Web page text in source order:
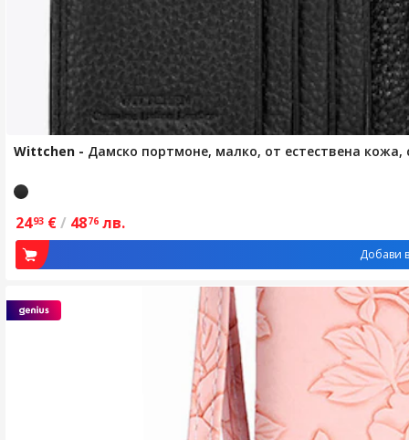
Wittchen - Дамско портмоне, малко, от естествена кожа,
2493 €/ 4876 лв.
Добави